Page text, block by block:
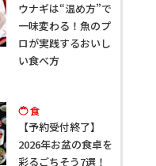
ウナギは“温め方”で
一味変わる！魚のプ
ロが実践するおいし
い食べ方
食
【予約受付終了】
2026年お盆の食卓を
彩るごちそう7選！